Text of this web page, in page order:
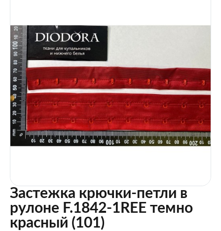
Застежка крючки-петли в
рулоне F.1842-1REE темно
красный (101)